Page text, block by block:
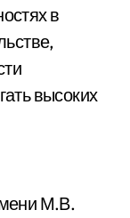
в
высоких
М.В.